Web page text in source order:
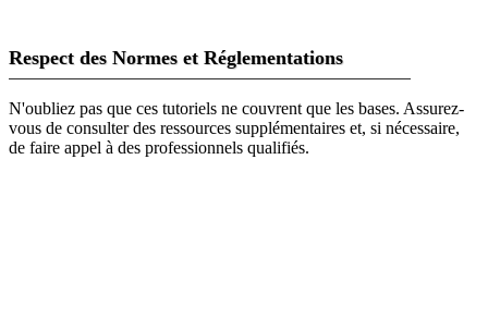
Respect des Normes et Réglementations
N'oubliez pas que ces tutoriels ne couvrent que les bases. Assurez-
vous de consulter des ressources supplémentaires et, si nécessaire,
de faire appel à des professionnels qualifiés.